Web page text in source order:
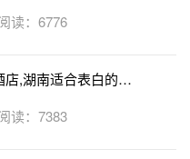
在记忆中的一些东西。比
冰激凌店所吃的冰激凌。
清单，找到你的伴侣所想
读：6776
,湖南适合表白的酒
读：7383